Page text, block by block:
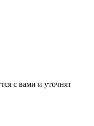
с вами и уточнят